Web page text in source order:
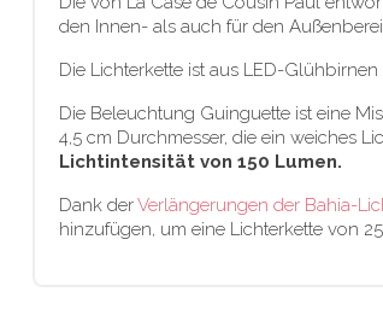
den Innen- als auch für den
Die Lichterkette ist aus LED-
Die Beleuchtung Guinguette ist eine
4,5 cm Durchmesser, die ein weiches
Lichtintensität von 150 Lumen.
Dank derVerlängerungen der Bahia-
hinzufügen, um eine Lichterkette von